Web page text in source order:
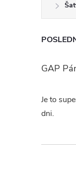
Je to
dni.